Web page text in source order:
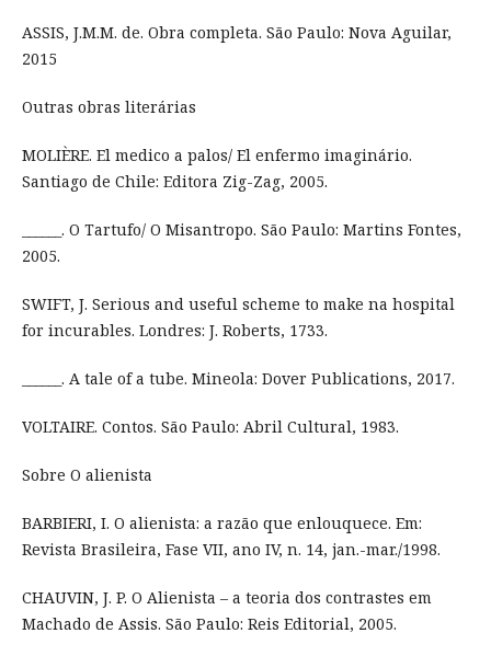
ASSIS, J.M.M. de. Obra completa. São Paulo: Nova Aguilar,
2015
Outras obras literárias
MOLIÈRE. El medico a palos/ El enfermo imaginário.
Santiago de Chile: Editora Zig-Zag, 2005.
______. O Tartufo/ O Misantropo. São Paulo: Martins Fontes,
2005.
SWIFT, J. Serious and useful scheme to make na hospital
for incurables. Londres: J. Roberts, 1733.
______. A tale of a tube. Mineola: Dover Publications, 2017.
VOLTAIRE. Contos. São Paulo: Abril Cultural, 1983.
Sobre O alienista
BARBIERI, I. O alienista: a razão que enlouquece. Em:
Revista Brasileira, Fase VII, ano IV, n. 14, jan.-mar./1998.
CHAUVIN, J. P. O Alienista – a teoria dos contrastes em
Machado de Assis. São Paulo: Reis Editorial, 2005.